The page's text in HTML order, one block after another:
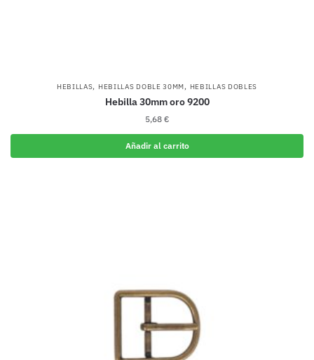
HEBILLAS, HEBILLAS DOBLE 30MM, HEBILLAS DOBLES
Hebilla 30mm oro 9200
5,68 €
Añadir al carrito